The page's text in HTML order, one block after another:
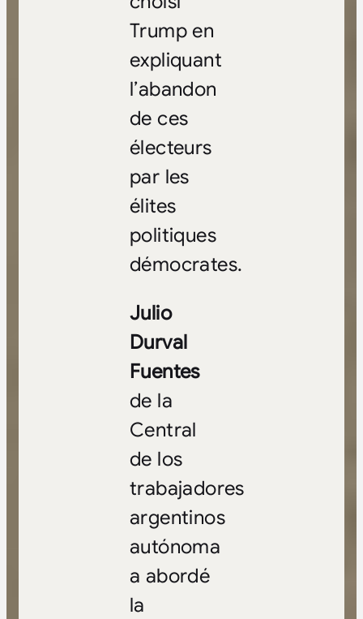
Trump en
expliquant
l’abandon
de ces
électeurs
par les
élites
politiques
démocrates.
Julio
Durval
Fuentes
de la
Central
de los
trabajadores
argentinos
autónoma
a abordé
la